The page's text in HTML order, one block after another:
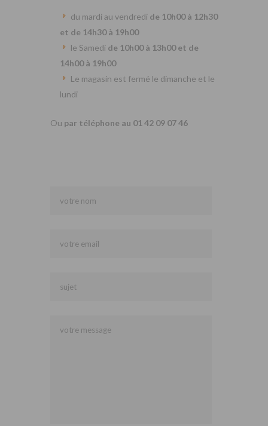
du mardi au vendredi de 10h00 à 12h30
et de 14h30 à 19h00
le Samedi de 10h00 à 13h00 et de
14h00 à 19h00
Le magasin est fermé le dimanche et le
lundi
Ou par téléphone au 01 42 09 07 46